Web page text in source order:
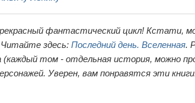
фантастический цикл! Кстати,
Читайте здесь: Последний день. Вселенная.
(каждый том - отдельная история, можно
Уверен, вам понравятся эти